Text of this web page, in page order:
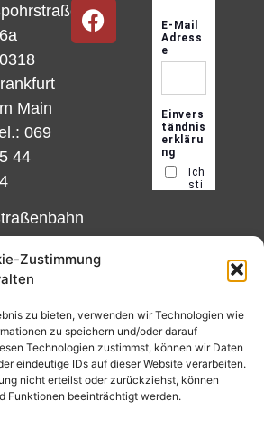
Zustimmung
zu bieten, verwenden wir Technologien wie
zu speichern und/oder darauf
Technologien zustimmst, können wir Daten
eindeutige IDs auf dieser Website verarbeiten.
nicht erteilst oder zurückziehst, können
Funktionen beeinträchtigt werden.
Main
069
44
12,